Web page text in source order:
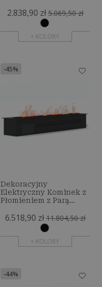
2.838,90 zł 5.069,50 zł
+ KOLORY
-45%
Dekoracyjny
Elektryczny Kominek z
Płomieniem z Parą
6.518,90 zł 11.804,50 zł
+ KOLORY
-44%